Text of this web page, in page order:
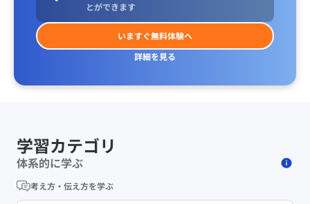
とができます
いますぐ無料体験へ
詳細を見る
学習カテゴリ
体系的に学ぶ
考え方・伝え方を学ぶ